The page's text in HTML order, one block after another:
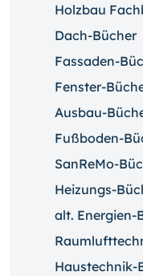
Holzbau
Dach-Bücher
Fassaden-
Fenster-
Ausbau-
Fußboden-
SanReMo-
Heizungs-
alt. Energien-
Haustechnik-